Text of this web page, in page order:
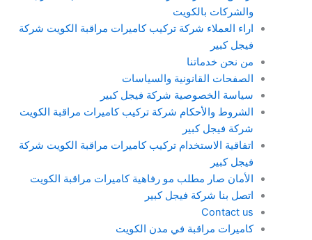
والشركات بالكويت
اراء العملاء شركة تركيب كاميرات مراقبة الكويت شركة
فيجل كبير
من نحن خدماتنا
الصفحات القانونية والسياسات
سياسة الخصوصية شركة فيجل كبير
الشروط والأحكام شركة تركيب كاميرات مراقبة الكويت
شركة فيجل كبير
اتفاقية الاستخدام تركيب كاميرات مراقبة الكويت شركة
فيجل كبير
الأمان صار مطلب مو رفاهية كاميرات مراقبة الكويت
اتصل بنا شركة فيجل كبير
Contact us
كاميرات مراقبة في مدن الكويت